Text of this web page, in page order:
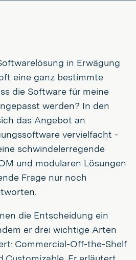
in Erwägung
eine ganz bestimmte
die Software für meine
werden? In den
das Angebot an
vervielfacht -
schwindelerregende
und modularen Lösungen
Frage nur noch
die Entscheidung ein
er drei wichtige Arten
Commercial-Off-the-Shelf